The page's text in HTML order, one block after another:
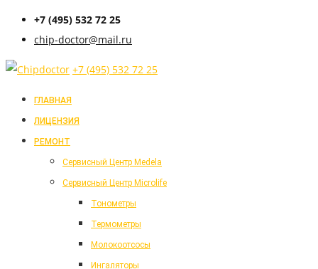
+7 (495) 532 72 25
chip-doctor@mail.ru
+7 (495) 532 72 25
ГЛАВНАЯ
ЛИЦЕНЗИЯ
РЕМОНТ
Cервисный Центр Medela
Cервисный Центр Microlife
Тонометры
Термометры
Молокоотсосы
Ингаляторы